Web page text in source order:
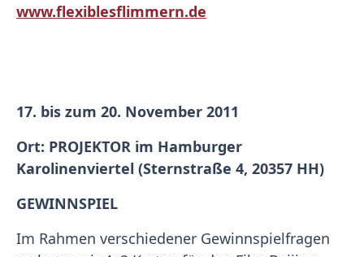
www.flexiblesflimmern.de
17. bis zum 20. November 2011
Ort: PROJEKTOR im Hamburger
Karolinenviertel (Sternstraße 4, 20357 HH)
GEWINNSPIEL
Im Rahmen verschiedener Gewinnspielfragen